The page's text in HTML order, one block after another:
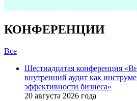
КОНФЕРЕНЦИИ
Все
Шестнадцатая конференция
внутренний аудит как
эффективности бизнеса»
20 августа 2026 года